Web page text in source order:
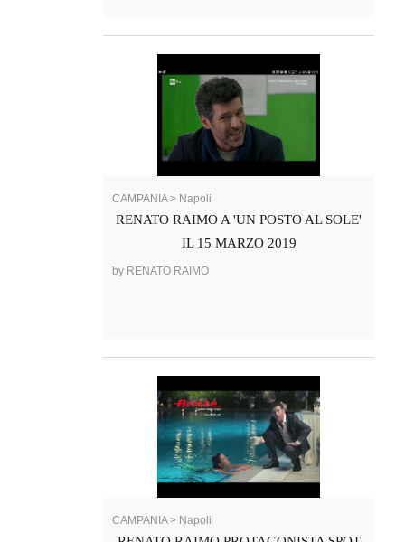
CAMPANIA > Napoli
RENATO RAIMO A 'UN POSTO AL SOLE'
IL 15 MARZO 2019
by RENATO RAIMO
CAMPANIA > Napoli